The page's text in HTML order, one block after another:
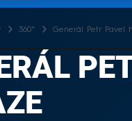
Pořady
360° Generál Petr Pavel